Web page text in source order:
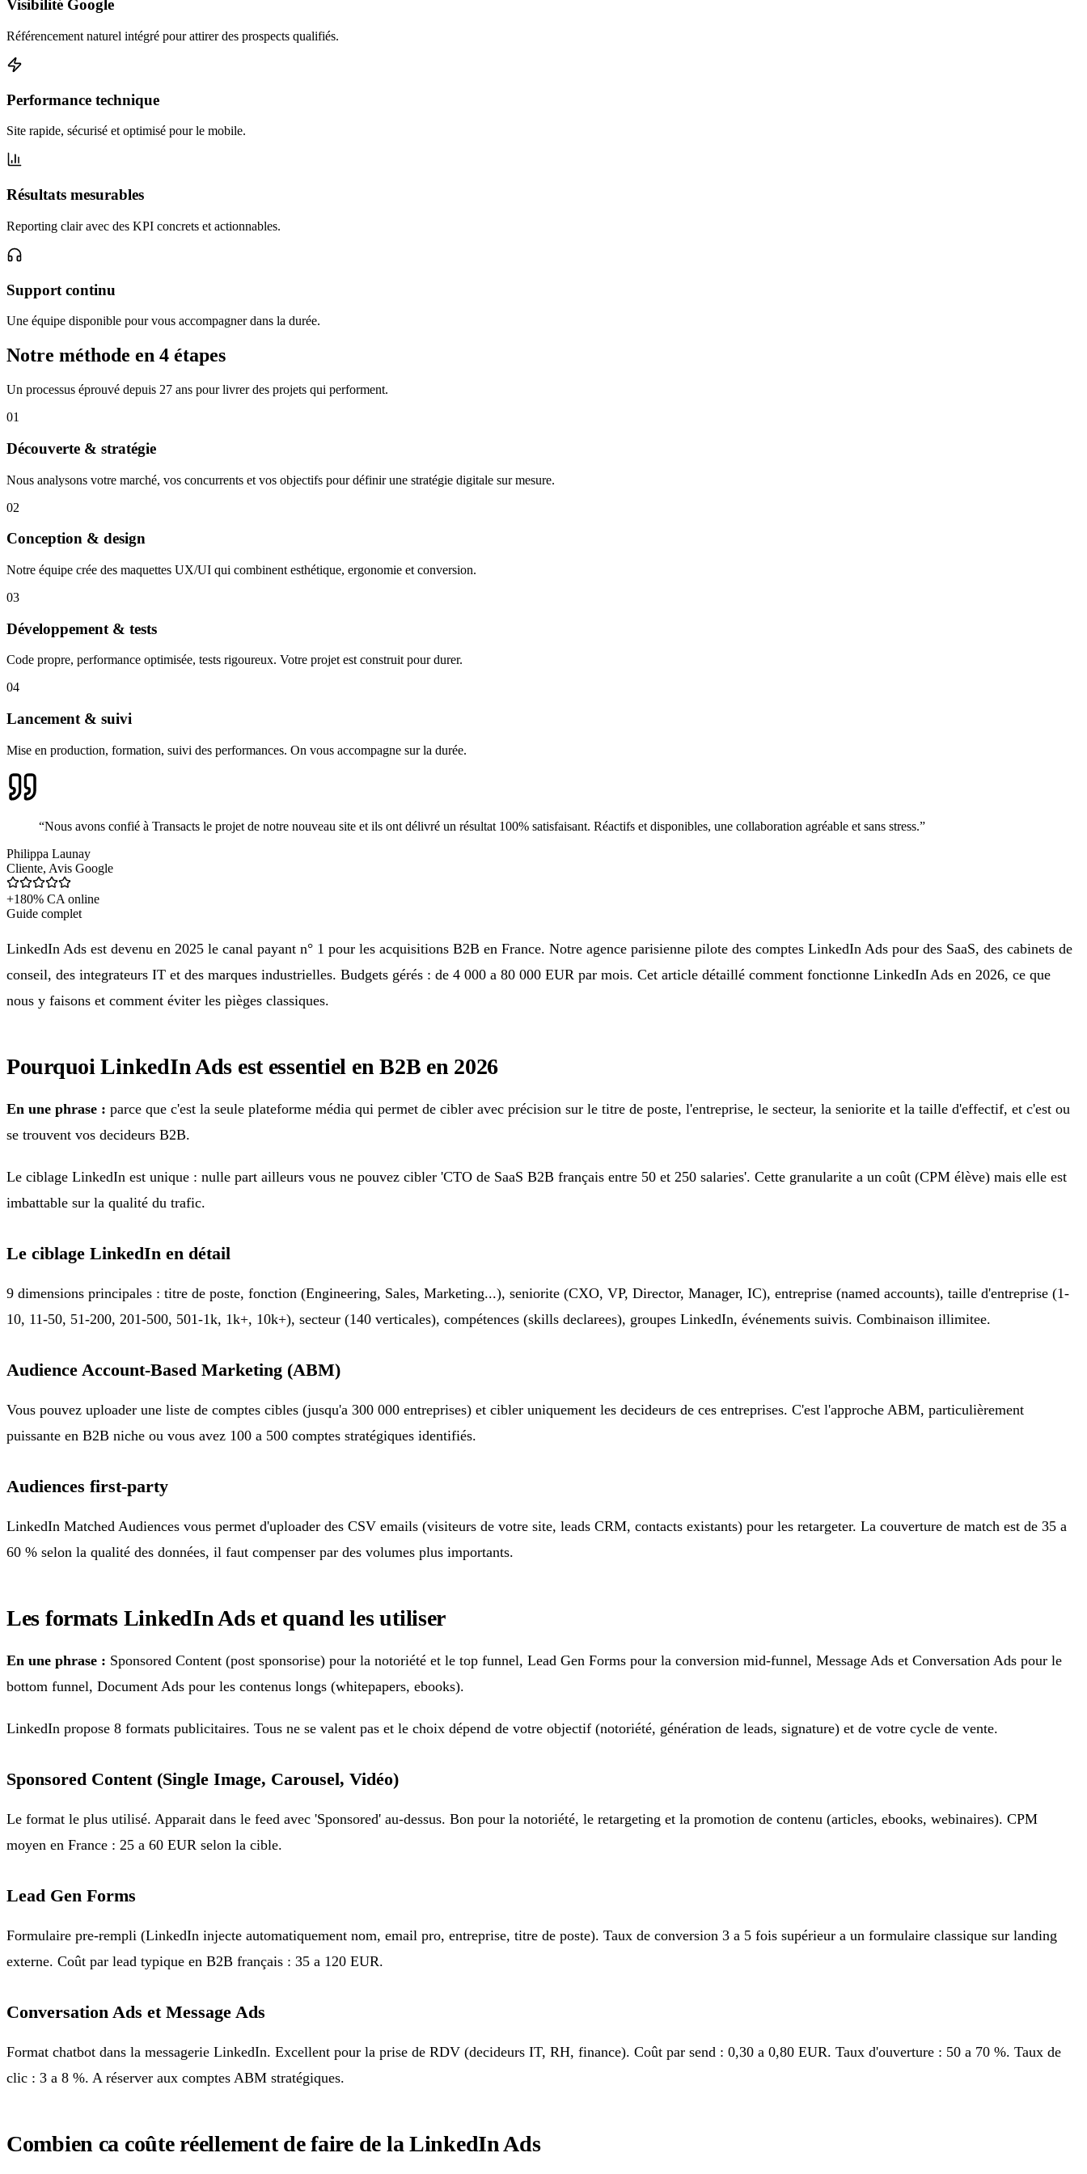
Visibilité Google
Référencement naturel intégré pour attirer des prospects qualifiés.
Performance technique
Site rapide, sécurisé et optimisé pour le mobile.
Résultats mesurables
Reporting clair avec des KPI concrets et actionnables.
Support continu
Une équipe disponible pour vous accompagner dans la durée.
Notre méthode en 4 étapes
Un processus éprouvé depuis 27 ans pour livrer des projets qui performent.
01
Découverte & stratégie
Nous analysons votre marché, vos concurrents et vos objectifs pour définir une stratégie digitale sur mesure.
02
Conception & design
Notre équipe crée des maquettes UX/UI qui combinent esthétique, ergonomie et conversion.
03
Développement & tests
Code propre, performance optimisée, tests rigoureux. Votre projet est construit pour durer.
04
Lancement & suivi
Mise en production, formation, suivi des performances. On vous accompagne sur la durée.
“Nous avons confié à Transacts le projet de notre nouveau site et ils ont délivré un résultat 100% satisfaisant. Réactifs et disponibles, une collaboration agréable et sans stress.”
Philippa Launay
Cliente, Avis Google
+180% CA online
Guide complet
LinkedIn Ads est devenu en 2025 le canal payant n° 1 pour les acquisitions B2B en France. Notre agence parisienne pilote des comptes LinkedIn Ads pour des SaaS, des cabinets de
conseil, des integrateurs IT et des marques industrielles. Budgets gérés : de 4 000 a 80 000 EUR par mois. Cet article détaillé comment fonctionne LinkedIn Ads en 2026, ce que
nous y faisons et comment éviter les pièges classiques.
Pourquoi LinkedIn Ads est essentiel en B2B en 2026
En une phrase : parce que c'est la seule plateforme média qui permet de cibler avec précision sur le titre de poste, l'entreprise, le secteur, la seniorite et la taille d'effectif, et c'est ou
se trouvent vos decideurs B2B.
Le ciblage LinkedIn est unique : nulle part ailleurs vous ne pouvez cibler 'CTO de SaaS B2B français entre 50 et 250 salaries'. Cette granularite a un coût (CPM élève) mais elle est
imbattable sur la qualité du trafic.
Le ciblage LinkedIn en détail
9 dimensions principales : titre de poste, fonction (Engineering, Sales, Marketing...), seniorite (CXO, VP, Director, Manager, IC), entreprise (named accounts), taille d'entreprise (1-
10, 11-50, 51-200, 201-500, 501-1k, 1k+, 10k+), secteur (140 verticales), compétences (skills declarees), groupes LinkedIn, événements suivis. Combinaison illimitee.
Audience Account-Based Marketing (ABM)
Vous pouvez uploader une liste de comptes cibles (jusqu'a 300 000 entreprises) et cibler uniquement les decideurs de ces entreprises. C'est l'approche ABM, particulièrement
puissante en B2B niche ou vous avez 100 a 500 comptes stratégiques identifiés.
Audiences first-party
LinkedIn Matched Audiences vous permet d'uploader des CSV emails (visiteurs de votre site, leads CRM, contacts existants) pour les retargeter. La couverture de match est de 35 a
60 % selon la qualité des données, il faut compenser par des volumes plus importants.
Les formats LinkedIn Ads et quand les utiliser
En une phrase : Sponsored Content (post sponsorise) pour la notoriété et le top funnel, Lead Gen Forms pour la conversion mid-funnel, Message Ads et Conversation Ads pour le
bottom funnel, Document Ads pour les contenus longs (whitepapers, ebooks).
LinkedIn propose 8 formats publicitaires. Tous ne se valent pas et le choix dépend de votre objectif (notoriété, génération de leads, signature) et de votre cycle de vente.
Sponsored Content (Single Image, Carousel, Vidéo)
Le format le plus utilisé. Apparait dans le feed avec 'Sponsored' au-dessus. Bon pour la notoriété, le retargeting et la promotion de contenu (articles, ebooks, webinaires). CPM
moyen en France : 25 a 60 EUR selon la cible.
Lead Gen Forms
Formulaire pre-rempli (LinkedIn injecte automatiquement nom, email pro, entreprise, titre de poste). Taux de conversion 3 a 5 fois supérieur a un formulaire classique sur landing
externe. Coût par lead typique en B2B français : 35 a 120 EUR.
Conversation Ads et Message Ads
Format chatbot dans la messagerie LinkedIn. Excellent pour la prise de RDV (decideurs IT, RH, finance). Coût par send : 0,30 a 0,80 EUR. Taux d'ouverture : 50 a 70 %. Taux de
clic : 3 a 8 %. A réserver aux comptes ABM stratégiques.
Combien ca coûte réellement de faire de la LinkedIn Ads